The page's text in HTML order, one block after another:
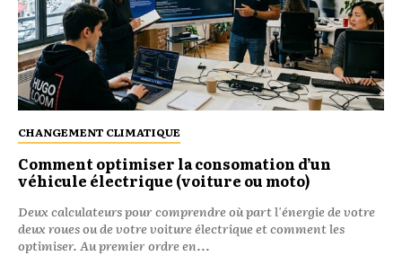
CHANGEMENT CLIMATIQUE
Comment optimiser la consomation d’un
véhicule électrique (voiture ou moto)
Deux calculateurs pour comprendre où part l'énergie de votre
deux roues ou de votre voiture électrique et comment les
optimiser. Au premier ordre en...